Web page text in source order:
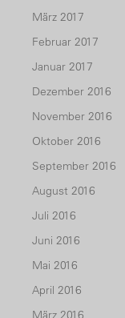
März 2017
Februar 2017
Januar 2017
Dezember 2016
November 2016
Oktober 2016
September 2016
August 2016
Juli 2016
Juni 2016
Mai 2016
April 2016
März 2016